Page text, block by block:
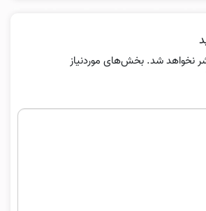
نخواهد شد. بخش‌های موردنیاز